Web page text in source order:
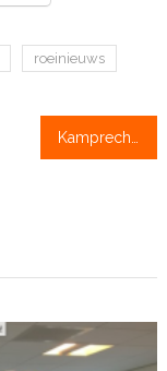
roeinieuws